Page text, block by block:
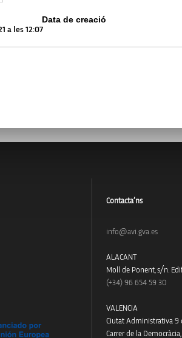
Data de creació
a les 12:07
Contacta’ns
info@avi.gva.es
ALACANT
Moll de Ponent, s/n.
(+34) 96 654 59 30
VALENCIA
Ciutat Administrativa 9
Carrer de la